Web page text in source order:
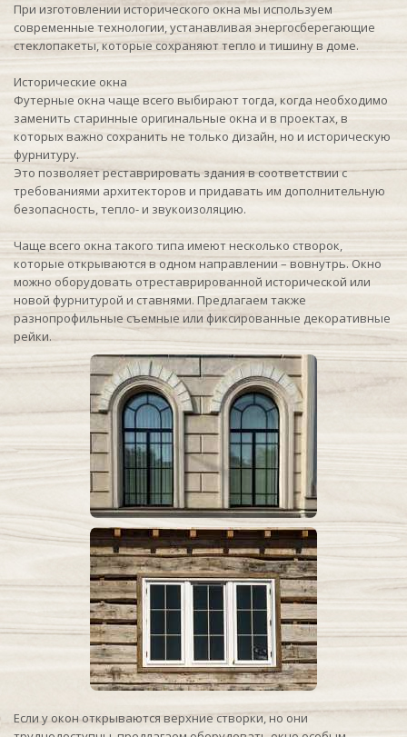
При изготовлении исторического окна мы используем
современные технологии, устанавливая энергосберегающие
стеклопакеты, которые сохраняют тепло и тишину в доме.
Исторические окна
Футерные окна чаще всего выбирают тогда, когда необходимо
заменить старинные оригинальные окна и в проектах, в
которых важно сохранить не только дизайн, но и историческую
фурнитуру.
Это позволяет реставрировать здания в соответствии с
требованиями архитекторов и придавать им дополнительную
безопасность, тепло- и звукоизоляцию.
Чаще всего окна такого типа имеют несколько створок,
которые открываются в одном направлении – вовнутрь. Окно
можно оборудовать отреставрированной исторической или
новой фурнитурой и ставнями. Предлагаем также
разнопрофильные съемные или фиксированные декоративные
рейки.
Если у окон открываются верхние створки, но они